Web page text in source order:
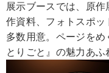
展示ブースでは、原
作資料、フォトスポ
多数用意。ページを
とりごと』の魅力あふ